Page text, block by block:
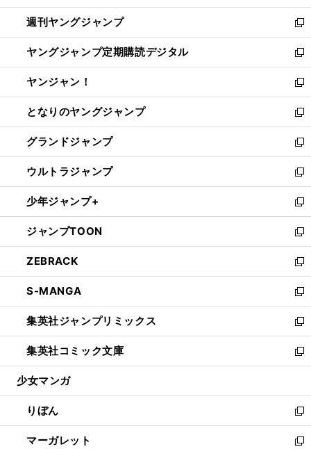
開
く
ウ
で
開
く
ン
ド
ウ
で
開
く
ウ
ィ
ン
ド
ウ
で
開
く
週刊ヤングジャンプ
新
し
い
ウ
ィ
ン
ド
ウ
で
開
く
ヤングジャンプ定期購読デジタル
新
し
い
ウ
ィ
ン
ド
ウ
で
開
く
ヤンジャン！
新
し
い
ウ
ィ
ン
ド
ウ
で
開
く
となりのヤングジャンプ
新
し
い
ウ
ィ
ン
ド
ウ
で
開
く
グランドジャンプ
新
し
い
ウ
ィ
ン
ド
ウ
で
開
く
ウルトラジャンプ
新
し
い
ウ
ィ
ン
ド
ウ
で
開
く
少年ジャンプ+
新
し
い
ウ
ィ
ン
ド
ウ
で
開
く
ジャンプTOON
新
し
い
ウ
ィ
ン
ド
ウ
で
開
ZEBRACK
新
し
い
ウ
ィ
ン
ド
ウ
開
く
S-MANGA
新
し
い
ウ
ィ
ン
ウ
で
開
く
集英社ジャンプリミックス
新
し
い
ウ
ン
ド
ウ
で
集英社コミック文庫
新
し
ウ
ィ
ン
ド
少女マンガ
りぼん
新
し
い
マーガレット 新